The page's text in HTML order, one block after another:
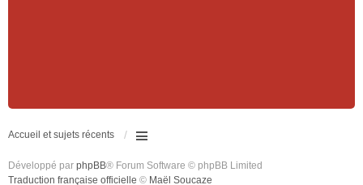
Accueil et sujets récents
Développé par phpBB® Forum Software © phpBB Limited
Traduction française officielle © Maël Soucaze